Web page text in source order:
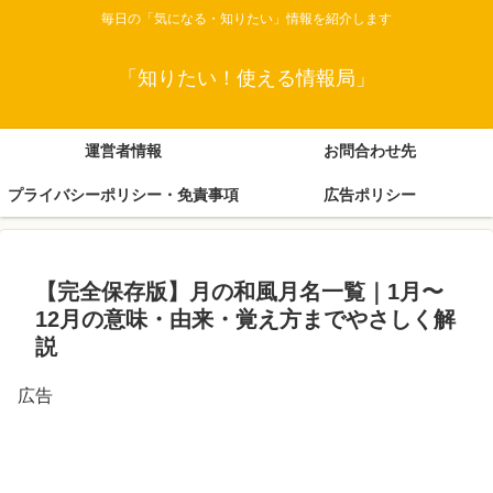
毎日の「気になる・知りたい」情報を紹介します
「知りたい！使える情報局」
運営者情報 お問合わせ先
プライバシーポリシー・免責事項 広告ポリシー
【完全保存版】月の和風月名一覧｜1月〜
12月の意味・由来・覚え方までやさしく解
説
広告